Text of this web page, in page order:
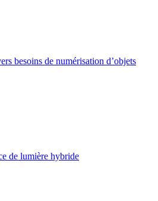
besoins de numérisation d’objets
de lumière hybride